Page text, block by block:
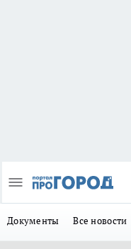
Документы Все новости